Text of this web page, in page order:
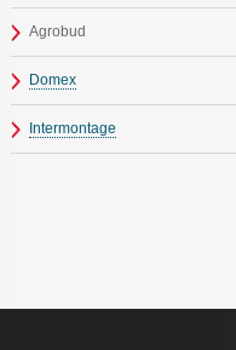
Agrobud
Domex
Intermontage